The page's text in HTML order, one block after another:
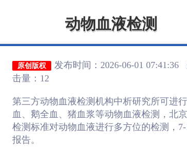
动物血液检测
原创版权 发布时间：2026-06-01 07:41:36
击量：12
第三方动物血液检测机构中析研究所可进
血、鹅全血、猪血浆等动物血液检测，北
检测标准对动物血液进行多方位的检测，
报告。